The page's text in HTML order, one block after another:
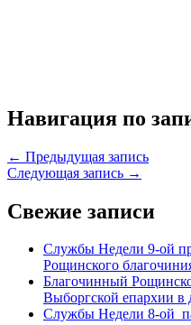
Навигация по
← Предыдущая запись
Следующая запись →
Свежие записи
Службы Недели 9-ой
Рощинского
Благочинный
Выборгской епархии в
Службы Недели 8-ой